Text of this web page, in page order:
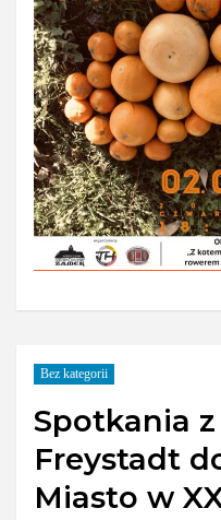
Bez kategorii
Spotkania
Freystadt
Miasto w